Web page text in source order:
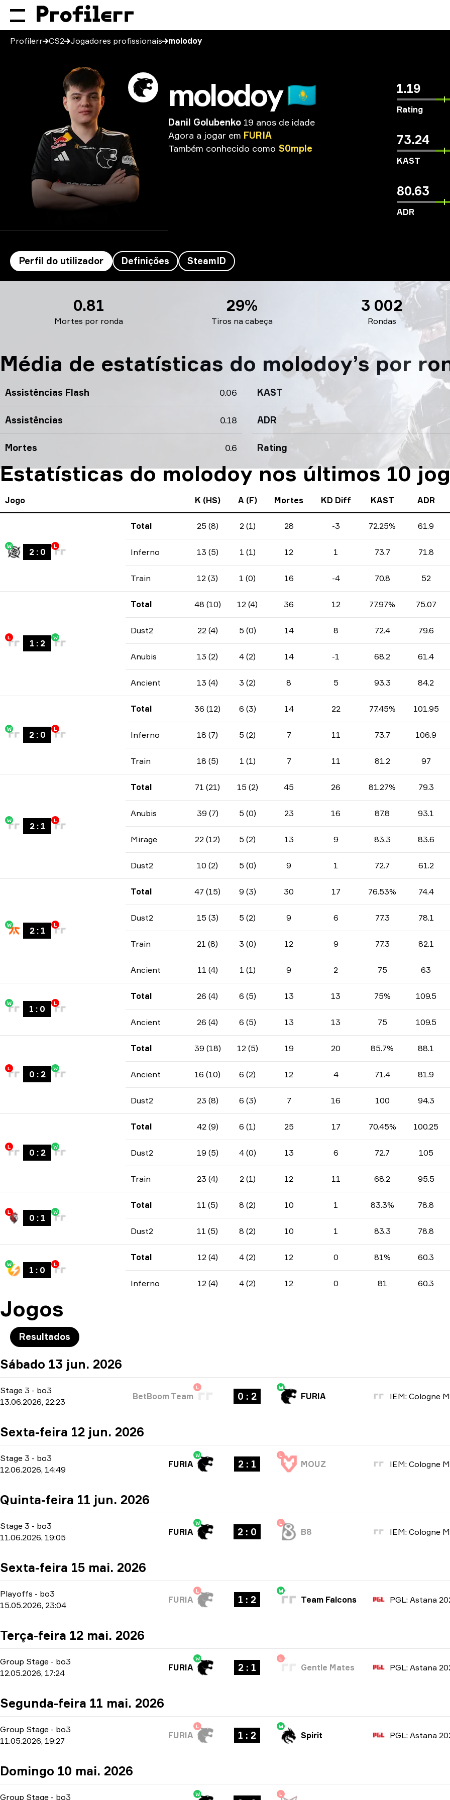
Profilerr CS2 Jogadores profissionais molodoy
molodoy🇰🇿
Danil Golubenko 19 anos de idade
Agora a jogar em FURIA
Também conhecido como S0mple
1.19
Rating
73.24
KAST
80.63
ADR
Perfil do utilizador Definições SteamID
Mortes por ronda
0.81
Tiros na cabeça
29%
Rondas
3 002
Média de estatísticas do molodoy’s por
Assistências Flash 0.06 KAST
Assistências 0.18 ADR
Mortes 0.6 Rating
Estatísticas do molodoy nos últimos 10
Jogo K (HS) A (F) Mortes KD Diff KAST ADR
W
2: 0
L
Total 25 (8) 2 (1) 28 -3 72.25% 61.9
Inferno 13 (5) 1 (1) 12 1 73.7 71.8
Train 12 (3) 1 (0) 16 -4 70.8 52
L
1 : 2
W
Total 48 (10) 12 (4) 36 12 77.97% 75.07
Dust2 22 (4) 5 (0) 14 8 72.4 79.6
Anubis 13 (2) 4 (2) 14 -1 68.2 61.4
Ancient 13 (4) 3 (2) 8 5 93.3 84.2
W
2: 0
L
Total 36 (12) 6 (3) 14 22 77.45% 101.95
Inferno 18 (7) 5 (2) 7 11 73.7 106.9
Train 18 (5) 1 (1) 7 11 81.2 97
W
2: 1
L
Total 71 (21) 15 (2) 45 26 81.27% 79.3
Anubis 39 (7) 5 (0) 23 16 87.8 93.1
Mirage 22 (12) 5 (2) 13 9 83.3 83.6
Dust2 10 (2) 5 (0) 9 1 72.7 61.2
W
2: 1
L
Total 47 (15) 9 (3) 30 17 76.53% 74.4
Dust2 15 (3) 5 (2) 9 6 77.3 78.1
Train 21 (8) 3 (0) 12 9 77.3 82.1
Ancient 11 (4) 1 (1) 9 2 75 63
W
1 : 0
L
Total 26 (4) 6 (5) 13 13 75% 109.5
Ancient 26 (4) 6 (5) 13 13 75 109.5
L
0 : 2
W
Total 39 (18) 12 (5) 19 20 85.7% 88.1
Ancient 16 (10) 6 (2) 12 4 71.4 81.9
Dust2 23 (8) 6 (3) 7 16 100 94.3
L
0 : 2
W
Total 42 (9) 6 (1) 25 17 70.45% 100.25
Dust2 19 (5) 4 (0) 13 6 72.7 105
Train 23 (4) 2 (1) 12 11 68.2 95.5
L
0 : 1
W
Total 11 (5) 8 (2) 10 1 83.3% 78.8
Dust2 11 (5) 8 (2) 10 1 83.3 78.8
W
1 : 0
L
Total 12 (4) 4 (2) 12 0 81% 60.3
Inferno 12 (4) 4 (2) 12 0 81 60.3
Jogos
Resultados
Sábado 13 jun. 2026
Stage 3 - bo3
13.06.2026, 22:23
L
BetBoom Team 0 : 2
W
FURIA
Sexta-feira 12 jun. 2026
Stage 3 - bo3
12.06.2026, 14:49
W
FURIA 2 : 1
L
MOUZ
Quinta-feira 11 jun. 2026
Stage 3 - bo3
11.06.2026, 19:05
W
FURIA 2 : 0
L
B8
Sexta-feira 15 mai. 2026
Playoffs - bo3
15.05.2026, 23:04
L
FURIA 1 : 2
W
Team Falcons PGL: Astana
Terça-feira 12 mai. 2026
Group Stage - bo3
12.05.2026, 17:24
W
FURIA 2 : 1
L
Gentle Mates PGL: Astana
Segunda-feira 11 mai. 2026
Group Stage - bo3
11.05.2026, 19:27
L
FURIA 1 : 2
W
Spirit PGL: Astana
Domingo 10 mai. 2026
Group Stage - bo3 W L